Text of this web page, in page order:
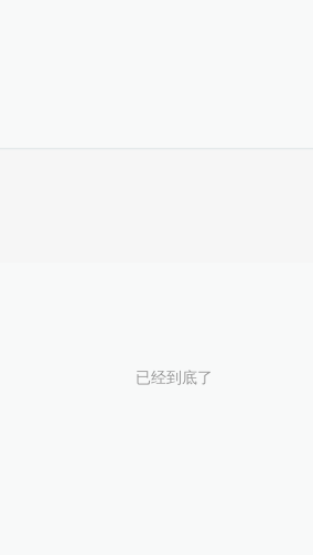
已经到底了